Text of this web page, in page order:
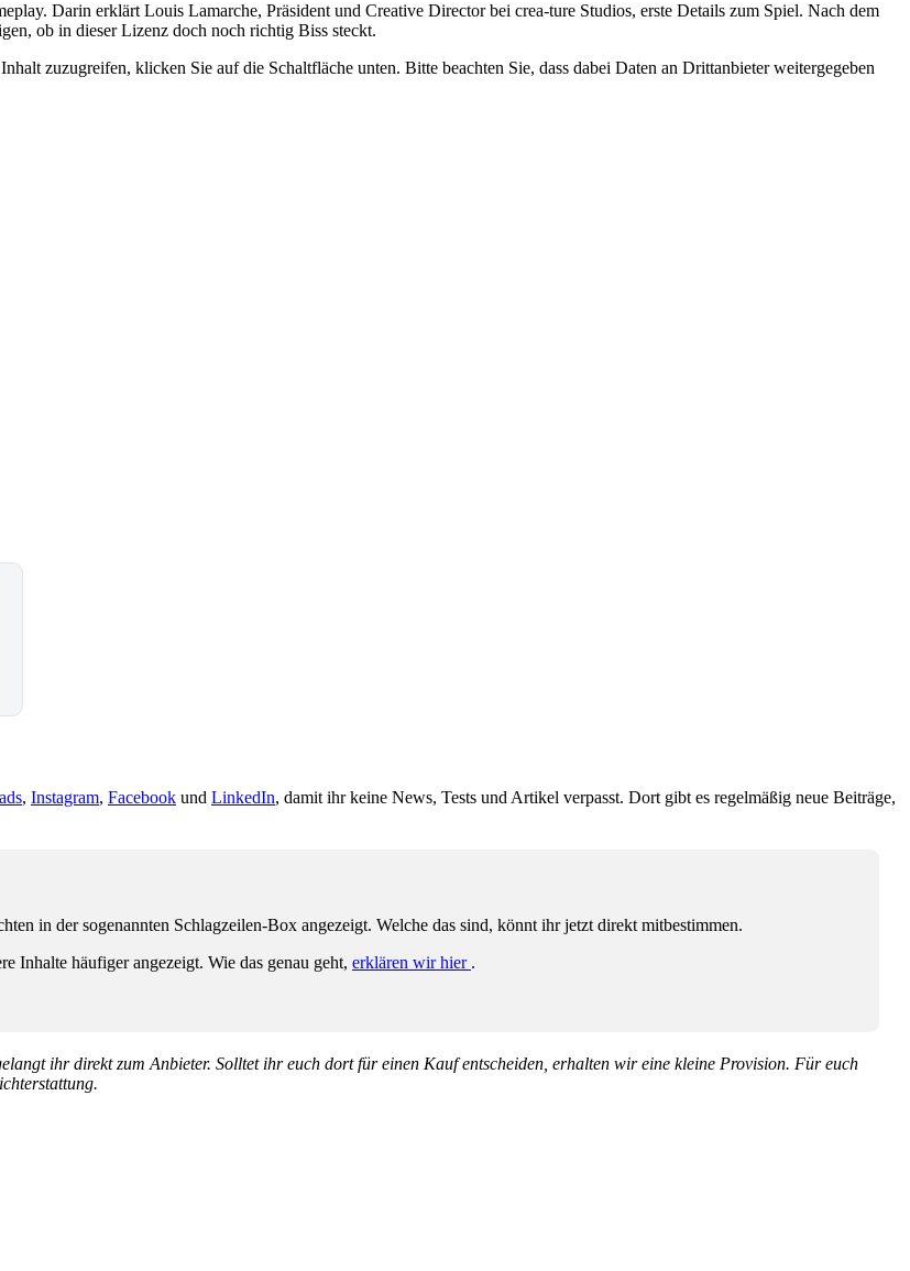
Darin erklärt Louis Lamarche, Präsident und Creative Director bei crea-ture Studios, erste Details zum Spiel. Nach dem
ob in dieser Lizenz doch noch richtig Biss steckt.
zuzugreifen, klicken Sie auf die Schaltfläche unten. Bitte beachten Sie, dass dabei Daten an Drittanbieter weitergegeben
, Instagram, Facebook und LinkedIn, damit ihr keine News, Tests und Artikel verpasst. Dort gibt es regelmäßig neue Beiträge,
in der sogenannten Schlagzeilen-Box angezeigt. Welche das sind, könnt ihr jetzt direkt mitbestimmen.
Inhalte häufiger angezeigt. Wie das genau geht, erklären wir hier .
ihr direkt zum Anbieter. Solltet ihr euch dort für einen Kauf entscheiden, erhalten wir eine kleine Provision. Für euch